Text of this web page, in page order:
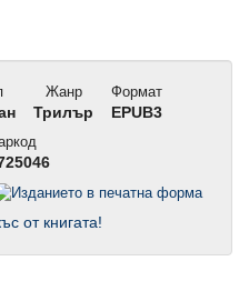
Жанр
Трилър
Формат
EPUB3
от книгата!